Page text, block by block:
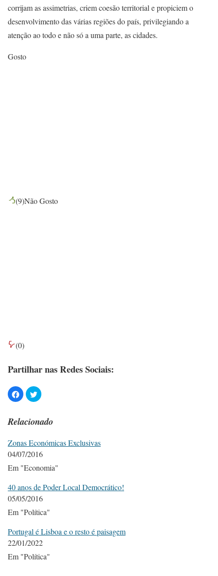
corrijam as assimetrias, criem coesão territorial e propiciem o
desenvolvimento das várias regiões do país, privilegiando a
atenção ao todo e não só a uma parte, as cidades.
Gosto
(9)Não Gosto
(0)
Partilhar nas Redes Sociais:
Relacionado
Zonas Económicas Exclusivas
04/07/2016
Em "Economia"
40 anos de Poder Local Democrático!
05/05/2016
Em "Política"
Portugal é Lisboa e o resto é paisagem
22/01/2022
Em "Política"